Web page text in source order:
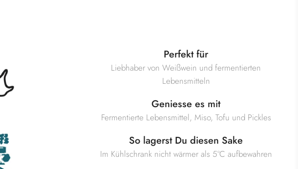
Perfekt für
Liebhaber von Weißwein und fermentierten
Lebensmitteln
Geniesse es mit
Fermentierte Lebensmittel, Miso, Tofu und Pickles
So lagerst Du diesen Sake
Im Kühlschrank nicht wärmer als 5°C aufbewahren